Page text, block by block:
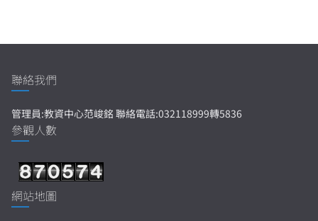
聯絡我們
管理員:教資中心范峻銘 聯絡電話:032118999轉5836
參觀人數
網站地圖